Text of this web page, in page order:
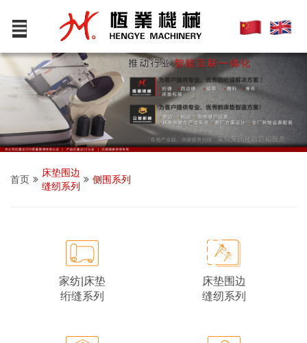
首页
床垫围边
缝纫系列
侧围系列
家纺|床垫
绗缝系列
床垫围边
缝纫系列